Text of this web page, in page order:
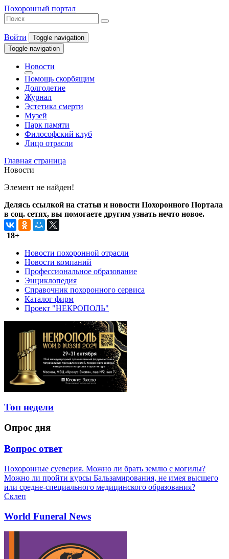
Похоронный портал
Войти
Toggle navigation
Toggle navigation
Новости
Помощь скорбящим
Долголетие
Журнал
Эстетика смерти
Музей
Парк памяти
Философский клуб
Лицо отрасли
Главная страница
Новости
Элемент не найден!
Делясь ссылкой на статьи и новости Похоронного Портала
в соц. сетях, вы помогаете другим узнать нечто новое.
18+
Новости похоронной отрасли
Новости компаний
Профессиональное образование
Энциклопедия
Справочник похоронного сервиса
Каталог фирм
Проект "НЕКРОПОЛЬ"
Топ недели
Опрос дня
Вопрос ответ
Похоронные суеверия. Можно ли брать землю с могилы?
Можно ли пройти курсы Бальзамирования, не имея высшего
или средне-специального медицинского образования?
Склеп
World Funeral News